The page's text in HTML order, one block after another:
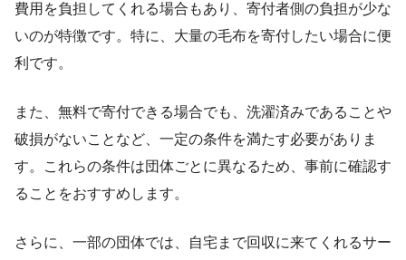
費用を負担してくれる場合もあり、寄付者側の負担が少な
いのが特徴です。特に、大量の毛布を寄付したい場合に便
利です。
また、無料で寄付できる場合でも、洗濯済みであることや
破損がないことなど、一定の条件を満たす必要がありま
す。これらの条件は団体ごとに異なるため、事前に確認す
ることをおすすめします。
さらに、一部の団体では、自宅まで回収に来てくれるサー